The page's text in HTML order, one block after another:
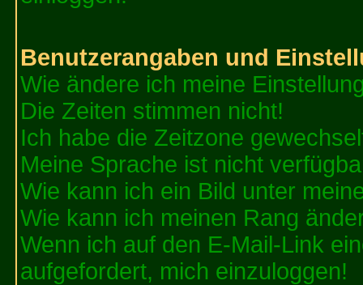
Benutzerangaben und
Wie ändere ich meine
Die Zeiten stimmen nicht!
Ich habe die Zeitzone
Meine Sprache ist nicht
Wie kann ich ein Bild unter
Wie kann ich meinen Rang
Wenn ich auf den E-Mail-Link
aufgefordert, mich einzuloggen!